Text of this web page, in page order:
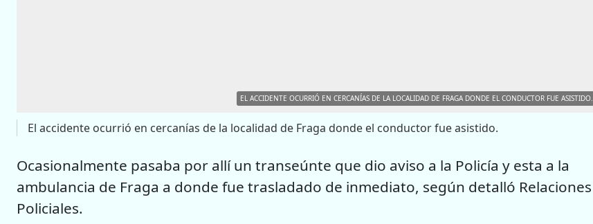
EL ACCIDENTE OCURRIÓ EN CERCANÍAS DE LA LOCALIDAD DE FRAGA DONDE EL CONDUCTOR FUE ASISTIDO.
El accidente ocurrió en cercanías de la localidad de Fraga donde el conductor fue asistido.
Ocasionalmente pasaba por allí un transeúnte que dio aviso a la Policía y esta a la
ambulancia de Fraga a donde fue trasladado de inmediato, según detalló Relaciones
Policiales.